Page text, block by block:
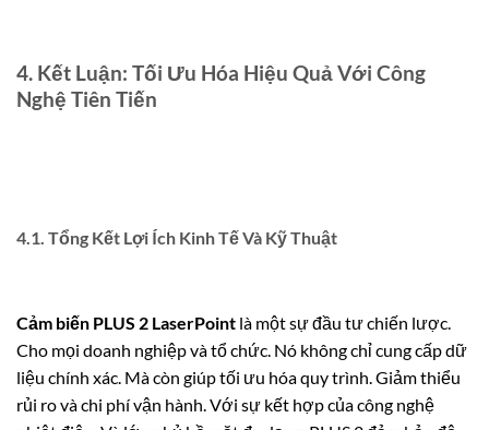
4. Kết Luận: Tối Ưu Hóa Hiệu Quả Với Công
Nghệ Tiên Tiến
4.1. Tổng Kết Lợi Ích Kinh Tế Và Kỹ Thuật
Cảm biến PLUS 2 LaserPoint là một sự đầu tư chiến lược.
Cho mọi doanh nghiệp và tổ chức. Nó không chỉ cung cấp dữ
liệu chính xác. Mà còn giúp tối ưu hóa quy trình. Giảm thiểu
rủi ro và chi phí vận hành. Với sự kết hợp của công nghệ